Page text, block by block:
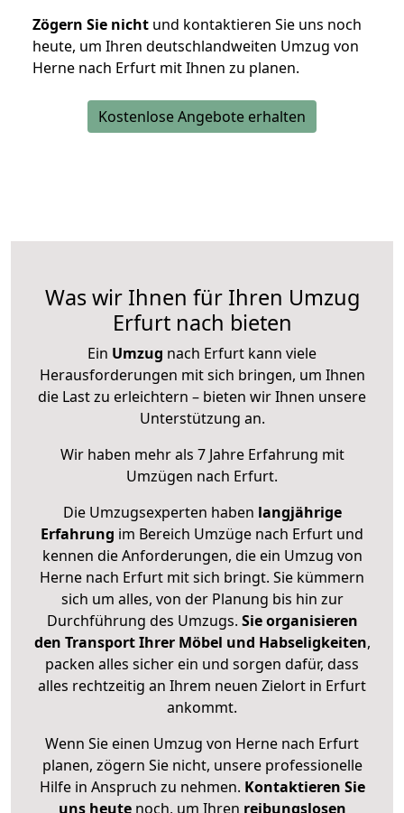
Zögern Sie nicht und kontaktieren Sie uns noch
heute, um Ihren deutschlandweiten Umzug von
Herne nach Erfurt mit Ihnen zu planen.
Kostenlose Angebote erhalten
Was wir Ihnen für Ihren Umzug
Erfurt nach bieten
Ein Umzug nach Erfurt kann viele
Herausforderungen mit sich bringen, um Ihnen
die Last zu erleichtern – bieten wir Ihnen unsere
Unterstützung an.
Wir haben mehr als 7 Jahre Erfahrung mit
Umzügen nach Erfurt.
Die Umzugsexperten haben langjährige
Erfahrung im Bereich Umzüge nach Erfurt und
kennen die Anforderungen, die ein Umzug von
Herne nach Erfurt mit sich bringt. Sie kümmern
sich um alles, von der Planung bis hin zur
Durchführung des Umzugs. Sie organisieren
den Transport Ihrer Möbel und Habseligkeiten,
packen alles sicher ein und sorgen dafür, dass
alles rechtzeitig an Ihrem neuen Zielort in Erfurt
ankommt.
Wenn Sie einen Umzug von Herne nach Erfurt
planen, zögern Sie nicht, unsere professionelle
Hilfe in Anspruch zu nehmen. Kontaktieren Sie
uns heutenoch, um Ihren reibungslosen